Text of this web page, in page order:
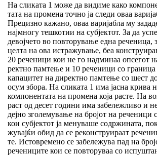
На сли­ка­та 1 може да видиме како
тата на про­мена точно ја следи оваа
Пре­­циз­но кажано, оваа варијабла му
нај­многу тешкотии на субјектот. За да
девојчето во повторување една рече­ни­ца,
цел­та на ова истражување, беа
20 реченици кои не го надминаа оп­се­гот
ректно памтење и 10 реченици со граница
ка­па­цитет на директно памтење со шест
осум збора. На сликата 1 има јас­на крива
ком­понентата на промена која рас­те. На
раст од десет години има забележ­ли­во и
деј­но зголемување на бројот на рече­ни­ци
кои субјектот ја менуваше содржи­на­та,
жу­вајќи обид да се реконструираат
те. Истовремено се забележува пад на
речениците кои се повторуваа со